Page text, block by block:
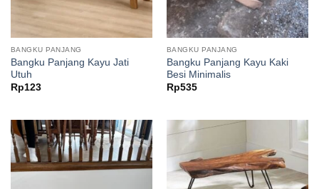
BANGKU PANJANG
Bangku Panjang Kayu Jati
Utuh
Rp123
BANGKU PANJANG
Bangku Panjang Kayu Kaki
Besi Minimalis
Rp535